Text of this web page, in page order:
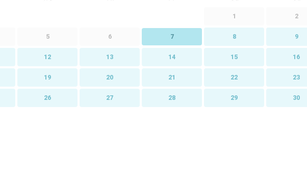
1 2
5 6 7 8 9
12 13 14 15 16
19 20 21 22 23
26 27 28 29 30